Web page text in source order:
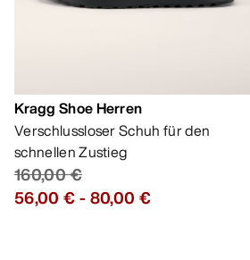
Kragg Shoe Herren
Verschlussloser Schuh für den
schnellen Zustieg
160,00 €
56,00 €- 80,00 €